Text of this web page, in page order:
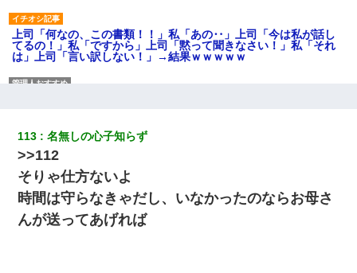
上司「何なの、この書類！！」私「あの‥」上司「今は私が話し
てるの！」私「ですから」上司「黙って聞きなさい！」私「それ
は」上司「言い訳しない！」→結果ｗｗｗｗｗ
【衝撃】嫁父の会社に勤続１０年、手取り１４万 → 俺「２２万も
らえる会社から誘われた。転職したい」義父「クビ！（激怒」嫁
「離婚！（激怒」
【悲報】姉と入浴中に大きくなってしまった結果ｗｗｗｗｗｗｗ
113 名無しの心子知らず
>>112
そりゃ仕方ないよ
時間は守らなきゃだし、いなかったのならお母さ
んが送ってあげれば